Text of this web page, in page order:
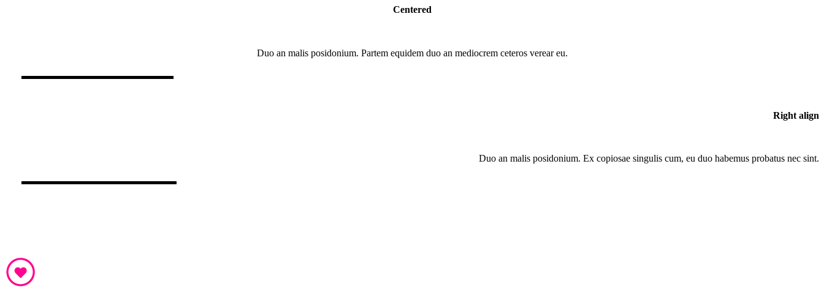
Centered
Duo an malis posidonium. Partem equidem duo an mediocrem ceteros verear eu.
Right align
Duo an malis posidonium. Ex copiosae singulis cum, eu duo habemus probatus nec sint.